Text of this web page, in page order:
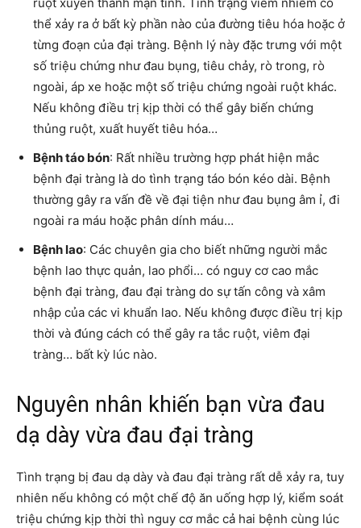
ruột xuyên thành mạn tính. Tình trạng viêm nhiễm có
thể xảy ra ở bất kỳ phần nào của đường tiêu hóa hoặc ở
từng đoạn của đại tràng. Bệnh lý này đặc trưng với một
số triệu chứng như đau bụng, tiêu chảy, rò trong, rò
ngoài, áp xe hoặc một số triệu chứng ngoài ruột khác.
Nếu không điều trị kịp thời có thể gây biến chứng
thủng ruột, xuất huyết tiêu hóa…
Bệnh táo bón: Rất nhiều trường hợp phát hiện mắc
bệnh đại tràng là do tình trạng táo bón kéo dài. Bệnh
thường gây ra vấn đề về đại tiện như đau bụng âm ỉ, đi
ngoài ra máu hoặc phân dính máu…
Bệnh lao: Các chuyên gia cho biết những người mắc
bệnh lao thực quản, lao phổi… có nguy cơ cao mắc
bệnh đại tràng, đau đại tràng do sự tấn công và xâm
nhập của các vi khuẩn lao. Nếu không được điều trị kịp
thời và đúng cách có thể gây ra tắc ruột, viêm đại
tràng… bất kỳ lúc nào.
Nguyên nhân khiến bạn vừa đau
dạ dày vừa đau đại tràng
Tình trạng bị đau dạ dày và đau đại tràng rất dễ xảy ra, tuy
nhiên nếu không có một chế độ ăn uống hợp lý, kiểm soát
triệu chứng kịp thời thì nguy cơ mắc cả hai bệnh cùng lúc